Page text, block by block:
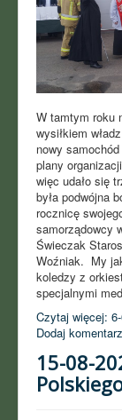
W tamtym roku
wysiłkiem
nowy
plany
więc udało się
była podwójna
rocznicę
samorządowcy
Świeczak
Woźniak. My
koledzy z
specjalnymi
Czytaj więcej:
Dodaj komentarz
15-08-